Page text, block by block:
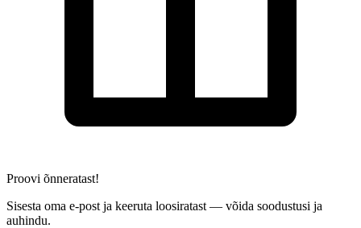
Proovi õnneratast!
Sisesta oma e-post ja keeruta loosiratast — võida soodustusi ja
auhindu.